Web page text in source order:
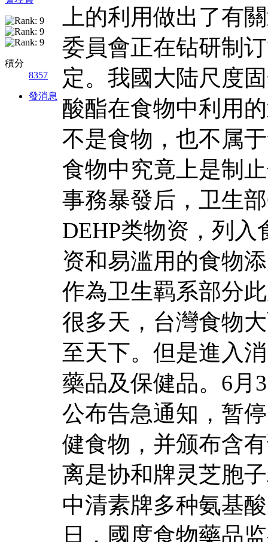
積分
8357
發消息
上的利用做出了有
委員會正在钻研制
定。我國大陆尺度
酸酯在食物中利用
不是食物，也不属
食物中究竟上是制
事務暴發后，卫生
DEHP类物资，列
资和易滥用的食物
作為卫生羁系部分
很多天，台灣食物
至天下。但是進入
藥品及保健品。6月
公布告急通知，暂
健食物，并颁布含
离是协和牌灵芝胞
中清素牌多种氨基
日，國度食物藥品